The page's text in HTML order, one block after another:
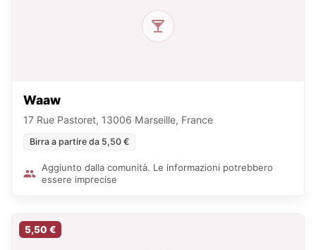
Waaw
17 Rue Pastoret, 13006 Marseille, France
Birra a partire da 5,50 €
Aggiunto dalla comunità. Le informazioni potrebbero
essere imprecise
5,50 €